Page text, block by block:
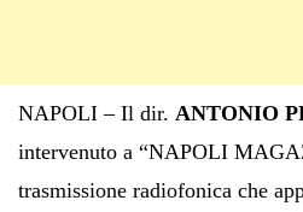
NAPOLI – Il dir. ANTONIO
intervenuto a “NAPOLI
trasmissione radiofonica che